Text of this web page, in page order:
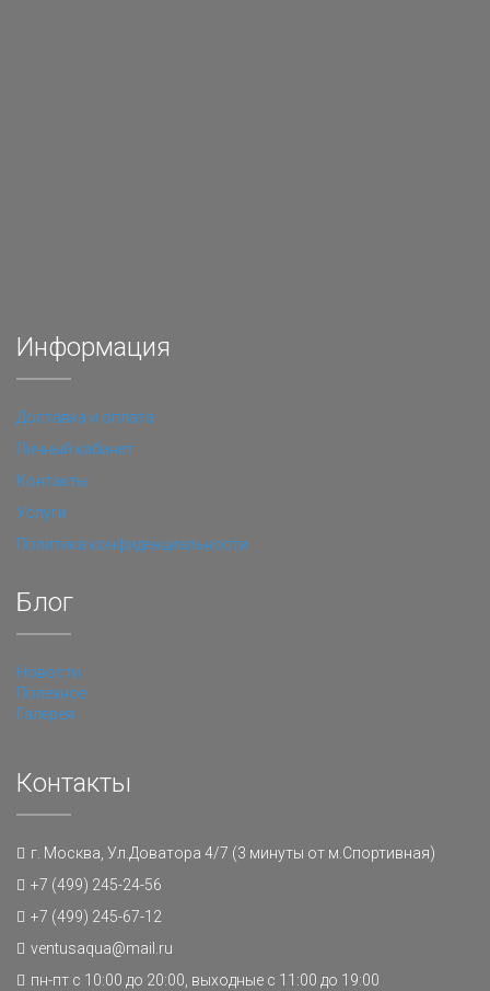
Информация
Доставка и оплата
Личный кабинет
Контакты
Услуги
Политика конфиденциальности
Блог
Новости
Полезное
Галерея
Контакты
г. Москва, Ул.Доватора 4/7 (3 минуты от м.Спортивная)
+7 (499) 245-24-56
+7 (499) 245-67-12
ventusaqua@mail.ru
пн-пт с 10:00 до 20:00, выходные с 11:00 до 19:00